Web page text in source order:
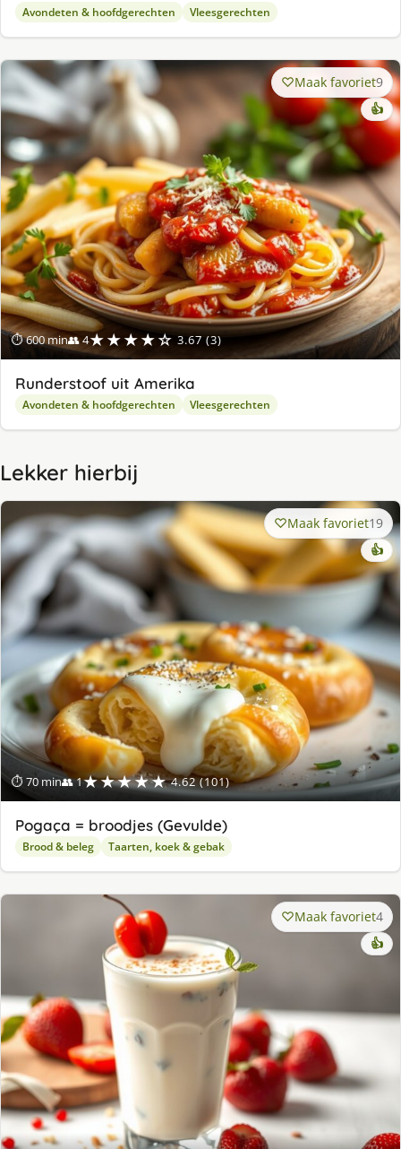
Avondeten & hoofdgerechten Vleesgerechten
⏱ 600 min👥 4★★★★☆ 3.67 (3)
Maak favoriet9
👍
Runderstoof uit Amerika
Avondeten & hoofdgerechten Vleesgerechten
Lekker hierbij
⏱ 70 min👥 1★★★★★ 4.62 (101)
Maak favoriet19
👍
Pogaça = broodjes (Gevulde)
Brood & beleg Taarten, koek & gebak
Maak favoriet4
👍